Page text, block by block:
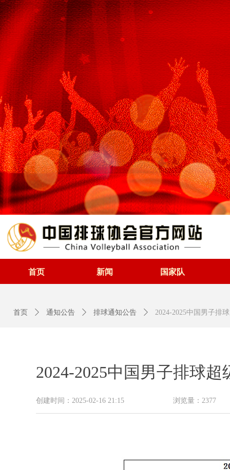
首页 新闻 国家队
2024-2025中国男子排球
创建时间： 2025-02-16 21:15 浏览量： 2377
首页 ꄲ 通知公告 ꄲ 排球通知公告 ꄲ 2024-2025中国男子排